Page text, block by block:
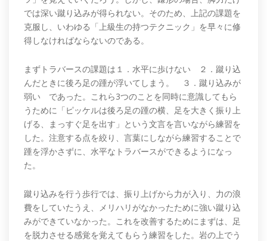
では深い蹴り込みが得られない。そのため、上記の課題を
克服し、いわゆる「上級生の持つテクニック」を早々に修
得しなければならないのである。
まずトラバースの課題は１．水平に歩けない ２．蹴り込
んだときに後ろ足の踵が浮いてしまう。 ３．蹴り込みが
弱い であった。これら3つのことを同時に意識してもら
うために「ピッケルは後ろ足の踵の横、足を大きく振り上
げる、まっすぐ足を出す」という文言を言いながら練習を
した。注意する点を絞り、言葉にしながら練習することで
踵を浮かさずに、水平なトラバースができるようになっ
た。
蹴り込みを行う歩行では、振り上げから力が入り、力の浪
費をしていたうえ、メリハリがなかったために強い蹴り込
みができていなかった。これを改善するためにまずは、足
を脱力させる感覚を覚えてもらう練習をした。岩の上でう